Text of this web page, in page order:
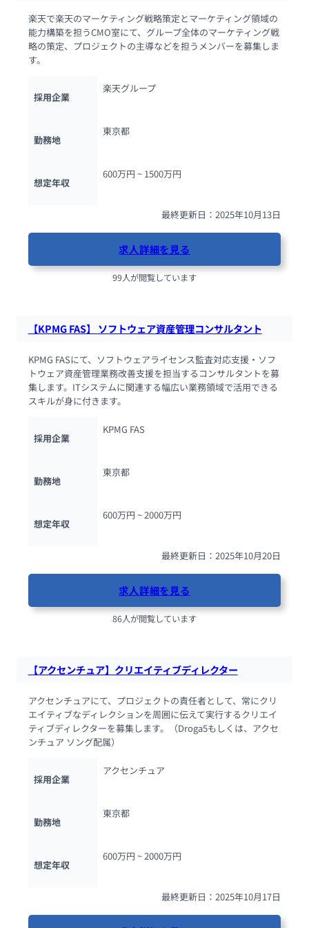
楽天で楽天のマーケティング戦略策定とマーケティング領域の
能力構築を担うCMO室にて、グループ全体のマーケティング戦
略の策定、プロジェクトの主導などを担うメンバーを募集しま
す。
採用企業
楽天グループ
勤務地
東京都
想定年収
600万円 ~ 1500万円
最終更新日：2025年10月13日
求人詳細を見る
99人が閲覧しています
【KPMG FAS】 ソフトウェア資産管理コンサルタント
KPMG FASにて、ソフトウェアライセンス監査対応支援・ソフ
トウェア資産管理業務改善支援を担当するコンサルタントを募
集します。ITシステムに関連する幅広い業務領域で活用できる
スキルが身に付きます。
採用企業
KPMG FAS
勤務地
東京都
想定年収
600万円 ~ 2000万円
最終更新日：2025年10月20日
求人詳細を見る
86人が閲覧しています
【アクセンチュア】クリエイティブディレクター
アクセンチュアにて、プロジェクトの責任者として、常にクリ
エイティブなディレクションを周囲に伝えて実行するクリエイ
ティブディレクターを募集します。（Droga5もしくは、アクセ
ンチュア ソング配属）
採用企業
アクセンチュア
勤務地
東京都
想定年収
600万円 ~ 2000万円
最終更新日：2025年10月17日